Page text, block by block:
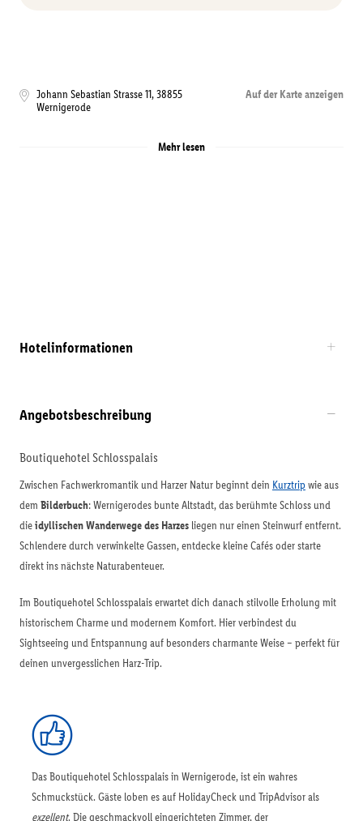
Johann Sebastian Strasse 11,38855
Wernigerode
Auf der Karte anzeigen
Mehr lesen
Hotelinformationen
Angebotsbeschreibung
Boutiquehotel Schlosspalais
Zwischen Fachwerkromantik und Harzer Natur beginnt dein Kurztripwie aus
dem Bilderbuch: Wernigerodes bunte Altstadt, das berühmte Schloss und
dieidyllischen Wanderwege des Harzes liegen nur einen Steinwurf entfernt.
Schlendere durch verwinkelte Gassen, entdecke kleine Cafés oder starte
direkt ins nächste Naturabenteuer.
Im Boutiquehotel Schlosspalais erwartet dich danach stilvolle Erholung mit
historischem Charme und modernem Komfort. Hier verbindest du
Sightseeing und Entspannung auf besonders charmante Weise – perfekt für
deinen unvergesslichen Harz-Trip.
Das Boutiquehotel Schlosspalais in Wernigerode, ist ein wahres
Schmuckstück. Gäste loben es auf HolidayCheck und TripAdvisor als
exzellent. Die geschmackvoll eingerichteten Zimmer, der